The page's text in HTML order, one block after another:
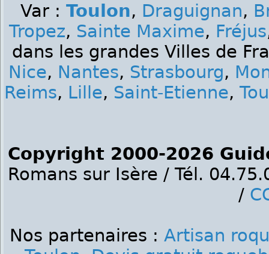
Var : Toulon, Draguignan,
Tropez, Sainte Maxime, Fréjus
dans les grandes Villes de
Nice, Nantes, Strasbourg,
Reims, Lille, Saint-Etienne,
Copyright 2000-2026
Romans sur Isère / Tél.
/
Nos partenaires : Artisan